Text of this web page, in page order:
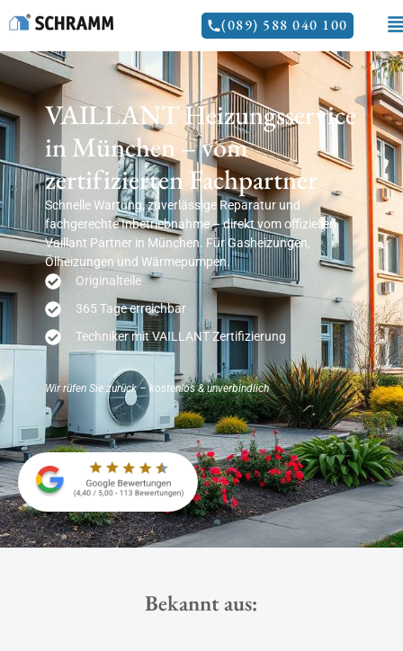
(089) 588 040 100
VAILLANT Heizungsservice
in München – vom
zertifizierten Fachpartner
Schnelle Wartung, zuverlässige Reparatur und
fachgerechte Inbetriebnahme – direkt vom offiziellen
Vaillant Partner in München. Für Gasheizungen,
Ölheizungen und Wärmepumpen.
Originalteile
365 Tage erreichbar
Techniker mit VAILLANT Zertifizierung
Wir rüfen Sie zurück – kostenlos & unverbindlich
Bekannt aus: